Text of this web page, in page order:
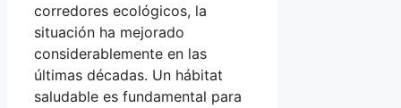
corredores ecológicos, la
situación ha mejorado
considerablemente en las
últimas décadas. Un hábitat
saludable es fundamental para